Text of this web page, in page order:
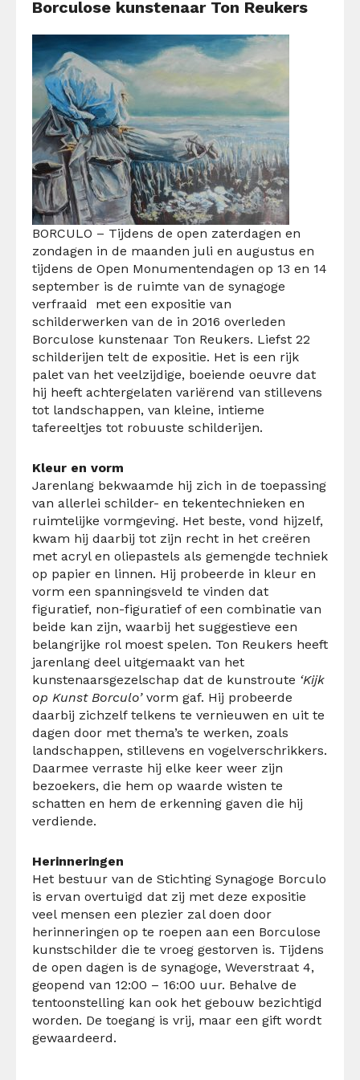
Borculose kunstenaar Ton Reukers
BORCULO – Tijdens de open zaterdagen en
zondagen in de maanden juli en augustus en
tijdens de Open Monumentendagen op 13 en 14
september is de ruimte van de synagoge
verfraaid met een expositie van
schilderwerken van de in 2016 overleden
Borculose kunstenaar Ton Reukers. Liefst 22
schilderijen telt de expositie. Het is een rijk
palet van het veelzijdige, boeiende oeuvre dat
hij heeft achtergelaten variërend van stillevens
tot landschappen, van kleine, intieme
tafereeltjes tot robuuste schilderijen.
Kleur en vorm
Jarenlang bekwaamde hij zich in de toepassing
van allerlei schilder- en tekentechnieken en
ruimtelijke vormgeving. Het beste, vond hijzelf,
kwam hij daarbij tot zijn recht in het creëren
met acryl en oliepastels als gemengde techniek
op papier en linnen. Hij probeerde in kleur en
vorm een spanningsveld te vinden dat
figuratief, non-figuratief of een combinatie van
beide kan zijn, waarbij het suggestieve een
belangrijke rol moest spelen. Ton Reukers heeft
jarenlang deel uitgemaakt van het
kunstenaarsgezelschap dat de kunstroute ‘Kijk
op Kunst Borculo’vorm gaf. Hij probeerde
daarbij zichzelf telkens te vernieuwen en uit te
dagen door met thema’s te werken, zoals
landschappen, stillevens en vogelverschrikkers.
Daarmee verraste hij elke keer weer zijn
bezoekers, die hem op waarde wisten te
schatten en hem de erkenning gaven die hij
verdiende.
Herinneringen
Het bestuur van de Stichting Synagoge Borculo
is ervan overtuigd dat zij met deze expositie
veel mensen een plezier zal doen door
herinneringen op te roepen aan een Borculose
kunstschilder die te vroeg gestorven is. Tijdens
de open dagen is de synagoge, Weverstraat 4,
geopend van 12:00 – 16:00 uur. Behalve de
tentoonstelling kan ook het gebouw bezichtigd
worden. De toegang is vrij, maar een gift wordt
gewaardeerd.